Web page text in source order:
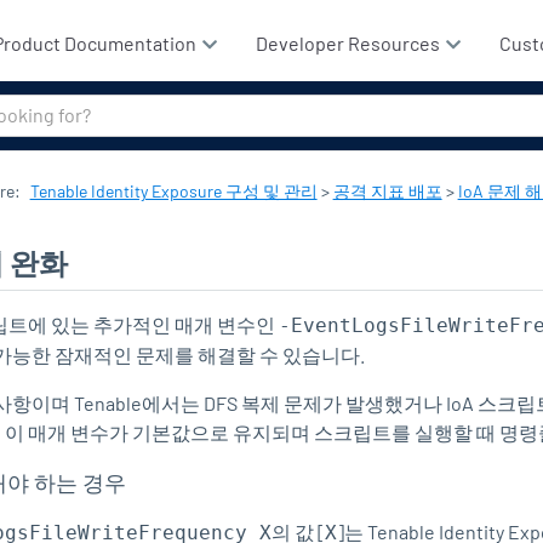
기본 콘텐츠로 건너뛰기
Documentation Developer Resources
: Tenable Identity Exposure 구성 및 관리 > 공격 지표 배포 > IoA 문제
완화
에 있는 추가적인 매개 변수인 -
능한 잠재적인 문제를 해결할 수 있습니다.
항이며 Tenable에서는 DFS 복제 문제가 발생했거나 IoA 스크
매개 변수가 기본값으로 유지되며 스크립트를 실행할 때 명
하는 경우
X의 값 [X]는 Tenable Identity